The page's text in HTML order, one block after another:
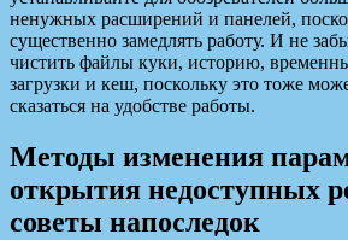
ненужных расширений и панелей,
существенно замедлять работу. И не
чистить файлы куки, историю,
загрузки и кеш, поскольку это тоже
сказаться на удобстве работы.
Методы изменения
открытия недоступных
советы напоследок